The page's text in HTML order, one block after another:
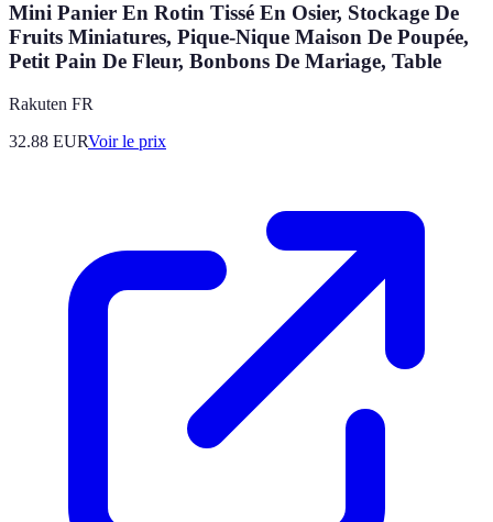
Mini Panier En Rotin Tissé En Osier, Stockage De
Fruits Miniatures, Pique-Nique Maison De Poupée,
Petit Pain De Fleur, Bonbons De Mariage, Table
Rakuten FR
32.88 EURVoir le prix